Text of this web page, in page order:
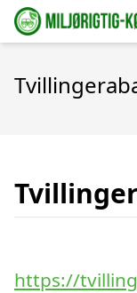
https://